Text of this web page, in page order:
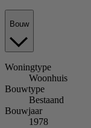
Bouw
Woningtype
Woonhuis
Bouwtype
Bestaand
Bouwjaar
1978